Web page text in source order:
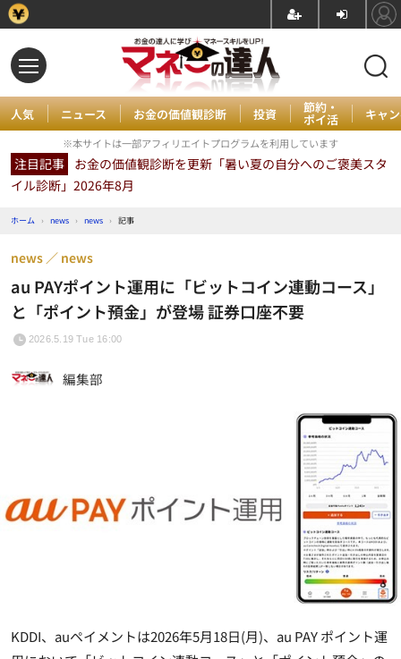
人気 ニュース お金の価値観診断 投資 節約・
ポイ活 キャ
※本サイトは一部アフィリエイトプログラムを利用しています
注目記事 お金の価値観診断を更新「暑い夏の自分へのご褒美スタ
イル診断」2026年8月
ホーム › news › news › 記事
au PAYポイント運用に「ビットコイン連動コース」
と「ポイント預金」が登場 証券口座不要
news news
2026.5.19 Tue 16:00
編集部
KDDI、auペイメントは2026年5月18日(月)、au PAY ポイント運